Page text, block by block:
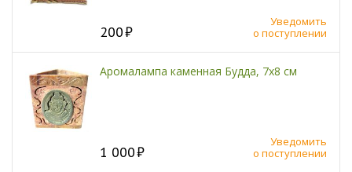
200
Уведомить
о поступлении
Аромалампа каменная Будда, 7х8 см
1 000
Уведомить
о поступлении